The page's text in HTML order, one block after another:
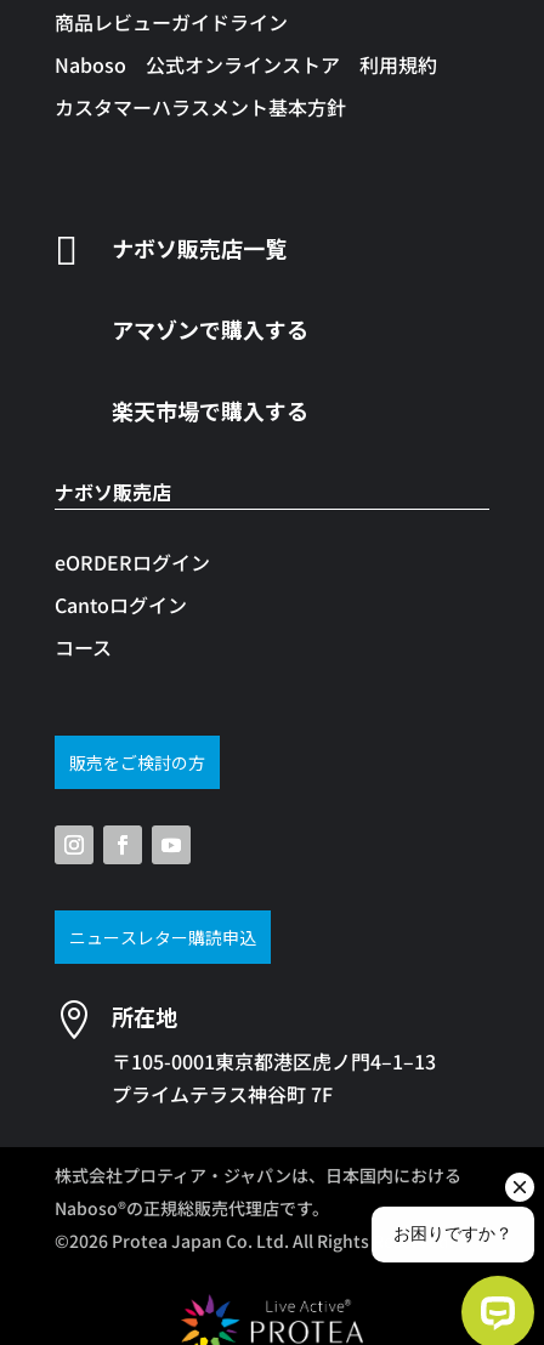
商品レビューガイドライン
Naboso 公式オンラインストア 利用規約
カスタマーハラスメント基本方針
 ナボソ販売店一覧
アマゾンで購入する
楽天市場で購入する
ナボソ販売店
eORDERログイン
Cantoログイン
コース
販売をご検討の方
ニュースレター購読申込
 所在地
〒105-0001東京都港区虎ノ門4–1–13
プライムテラス神谷町 7F
株式会社プロティア・ジャパンは、日本国内における
Naboso®の正規総販売代理店です。
©2026 Protea Japan Co. Ltd. All Rights Reserved.